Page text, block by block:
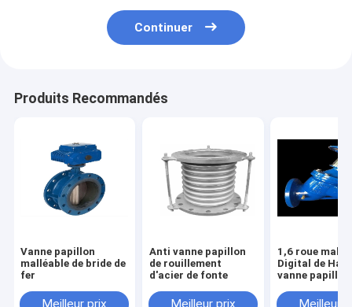
Continuer
Produits Recommandés
Vanne papillon
malléable de bride de
fer
Meilleur prix
Anti vanne papillon
de rouillement
d'acier de fonte
Meilleur prix
1,6 roue
Digital de
vanne papillon
fermant à clef
Meilleur